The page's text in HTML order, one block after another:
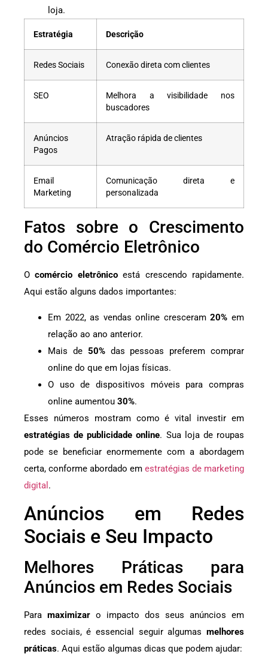
loja.
Estratégia Descrição
Redes Sociais Conexão direta com clientes
SEO
Melhora a visibilidade nos
buscadores
Anúncios
Pagos
Atração rápida de clientes
Email
Marketing
Comunicação direta e
personalizada
Fatos sobre o Crescimento
do Comércio Eletrônico
Ocomércio eletrônicoestá crescendo rapidamente.
Aqui estão alguns dados importantes:
Em 2022, as vendas online cresceram20% em
relação ao ano anterior.
Mais de 50%das pessoas preferem comprar
online do que em lojas físicas.
O uso de dispositivos móveis para compras
online aumentou 30%.
Esses números mostram como é vital investir em
estratégias de publicidade online. Sua loja de roupas
pode se beneficiar enormemente com a abordagem
certa, conforme abordado em estratégias de marketing
digital .
Anúncios em Redes
Sociais e Seu Impacto
Melhores Práticas para
Anúncios em Redes Sociais
Para maximizar o impacto dos seus anúncios em
redes sociais, é essencial seguir algumas melhores
práticas. Aqui estão algumas dicas que podem ajudar: